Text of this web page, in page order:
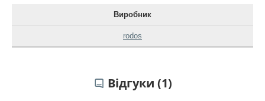
Виробник
rodos
Відгуки (1)